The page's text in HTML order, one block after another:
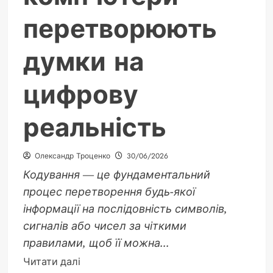
перетворюють
думки на
цифрову
реальність
Олександр Троценко 30/06/2026
Кодування — це фундаментальний
процес перетворення будь-якої
інформації на послідовність символів,
сигналів або чисел за чіткими
правилами, щоб її можна...
Читати даліДокладніше